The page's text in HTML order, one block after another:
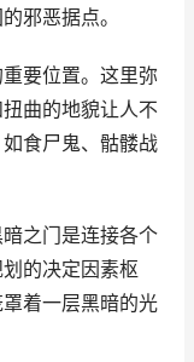
邪恶据点。
要位置。这里弥
曲的地貌让人不
食尸鬼、骷髅战
之门是连接各个
的决定因素枢
着一层黑暗的光